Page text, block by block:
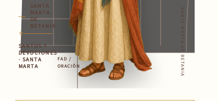
SANTA
MARTA
DE
BETANIA
SANTOS Y
DEVOCIONES
· SANTA
MARTA
FAD /
ORACIÓN
SANTA MARTA DE BETANIA